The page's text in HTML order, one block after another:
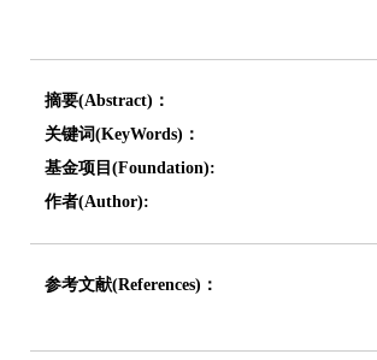
摘要(Abstract)：
关键词(KeyWords)：
基金项目(Foundation):
作者(Author):
参考文献(References)：